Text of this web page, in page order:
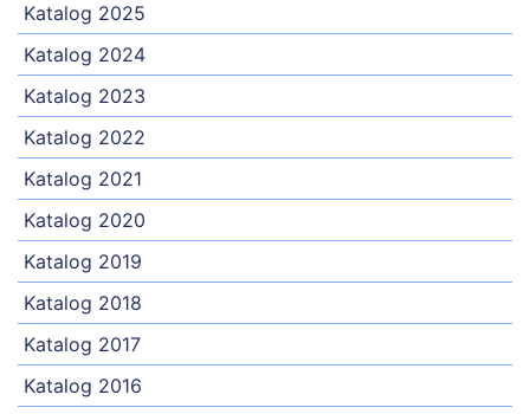
Katalog 2025
Katalog 2024
Katalog 2023
Katalog 2022
Katalog 2021
Katalog 2020
Katalog 2019
Katalog 2018
Katalog 2017
Katalog 2016